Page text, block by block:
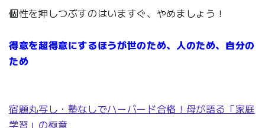
個性を押しつぶすのはいますぐ、やめましょう！
得意を超得意にするほうが世のため、人のため、自分の
ため
宿題丸写し・塾なしでハーバード合格！母が語る「家庭
学習」の極意